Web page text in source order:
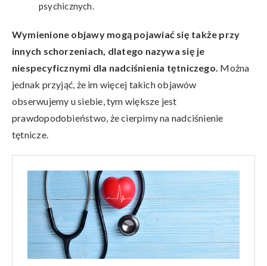
psychicznych.
Wymienione objawy mogą pojawiać się także przy
innych schorzeniach, dlatego nazywa się je
niespecyficznymi dla nadciśnienia tętniczego. Można
jednak przyjąć, że im więcej takich objawów
obserwujemy u siebie, tym większe jest
prawdopodobieństwo, że cierpimy na nadciśnienie
tętnicze.